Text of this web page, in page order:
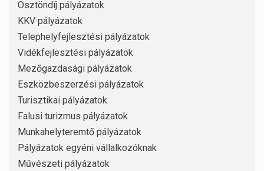
Ösztöndíj pályázatok
KKV pályázatok
Telephelyfejlesztési pályázatok
Vidékfejlesztési pályázatok
Mezőgazdasági pályázatok
Eszközbeszerzési pályázatok
Turisztikai pályázatok
Falusi turizmus pályázatok
Munkahelyteremtő pályázatok
Pályázatok egyéni vállalkozóknak
Művészeti pályázatok